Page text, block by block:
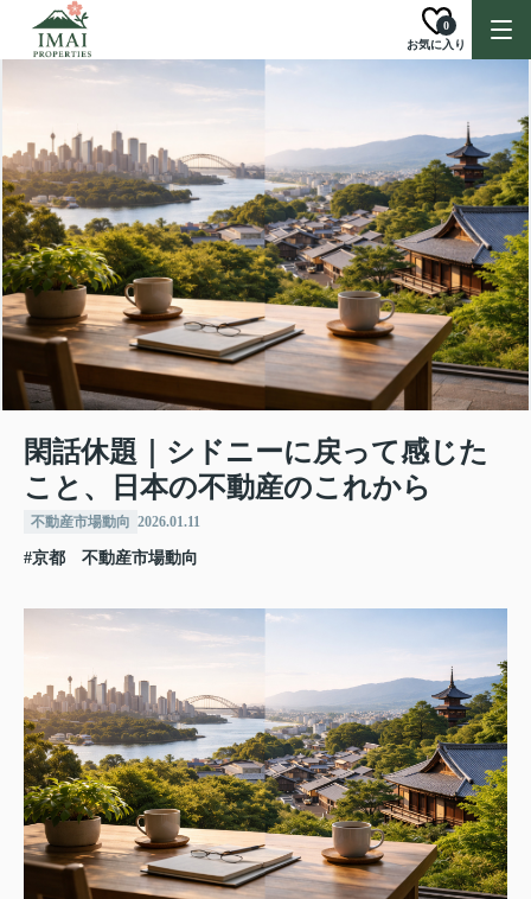
お気に入り
0
閑話休題｜シドニーに戻って感じた
こと、日本の不動産のこれから
不動産市場動向 2026.01.11
#京都 不動産市場動向